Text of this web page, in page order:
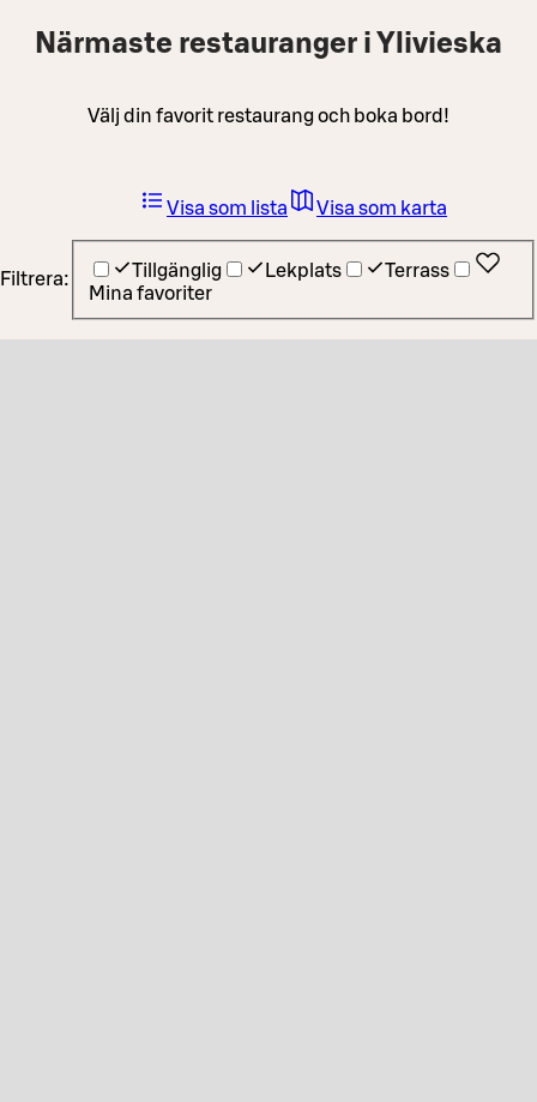
Närmaste restauranger i Ylivieska
Välj din favorit restaurang och boka bord!
Filtrera: Tillgänglig Lekplats
Terrass
Mina favoriter
Visa som lista Visa som karta